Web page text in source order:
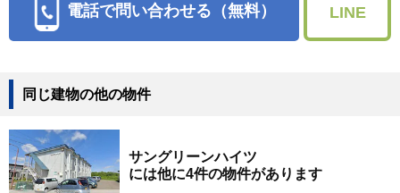
電話で問い合わせる（無料） LINE
同じ建物の他の物件
サングリーンハイツ
には他に4件の物件があります